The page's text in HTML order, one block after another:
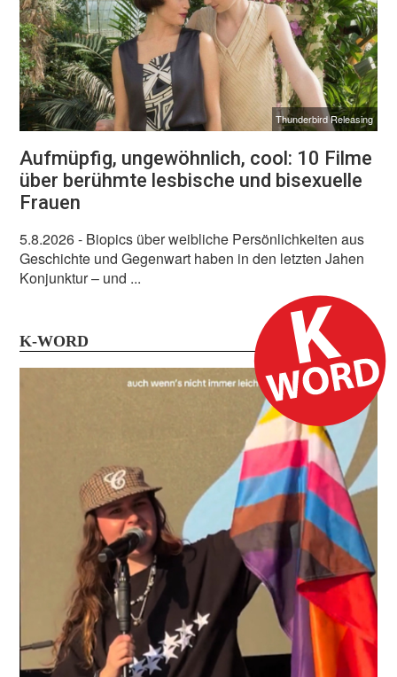
Thunderbird Releasing
Aufmüpfig, ungewöhnlich, cool: 10 Filme
über berühmte lesbische und bisexuelle
Frauen
5.8.2026- Biopics über weibliche Persönlichkeiten aus
Geschichte und Gegenwart haben in den letzten Jahen
Konjunktur – und ...
K-WORD